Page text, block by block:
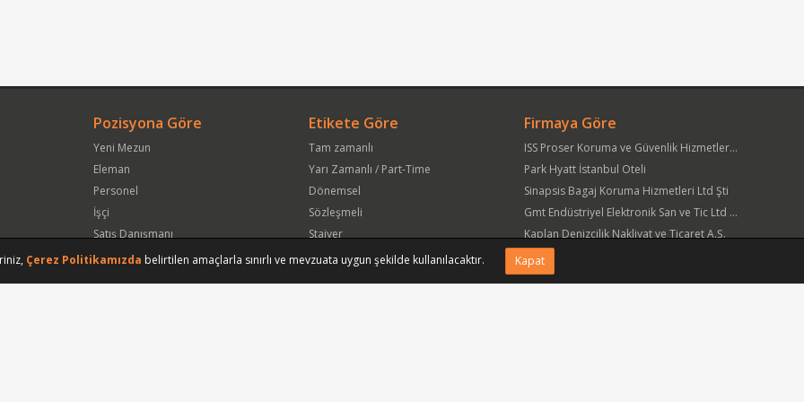
Pozisyona Göre
Yeni Mezun
Eleman
Personel
İşçi
Satış Danışmanı
Öğrenci
Etikete Göre
Tam zamanlı
Yarı Zamanlı / Part-Time
Dönemsel
Sözleşmeli
Stajyer
Freelance
Firmaya Göre
ISS Proser Koruma ve Güvenlik Hizmetleri A.Ş.
Park Hyatt İstanbul Oteli
Sinapsis Bagaj Koruma Hizmetleri Ltd Şti
Gmt Endüstriyel Elektronik San ve Tic Ltd Şti
Kaplan Denizcilik Nakliyat ve Ticaret A.Ş.
APlus Hastane Otelcilik Hizmetleri A.Ş.
Çerez Politikamızda belirtilen amaçlarla sınırlı ve mevzuata uygun şekilde kullanılacaktır. Kapat